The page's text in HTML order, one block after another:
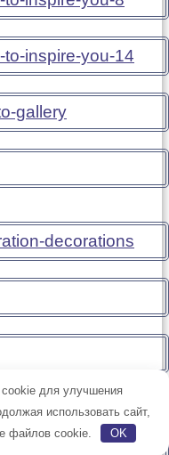
для улучшения
использовать сайт,
файлов cookie.
OK